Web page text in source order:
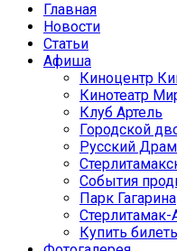
Главная
Новости
Статьи
Афиша
Киноцентр
Кинотеатр
Клуб Артель
Городской
Русский
События
Парк Гагарина
Стерлитамак-
Купить